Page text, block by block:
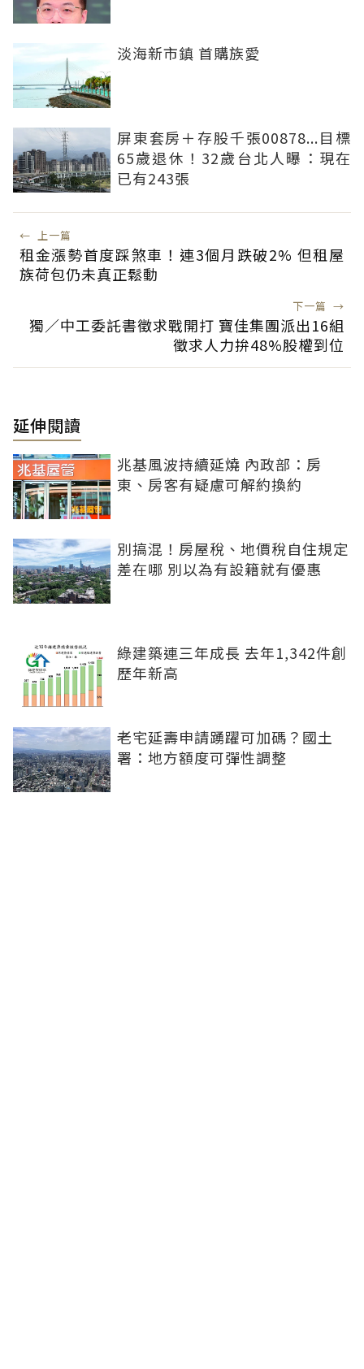
淡海新市鎮 首購族愛
屏東套房＋存股千張00878...目標
65歲退休！32歲台北人曝：現在
已有243張
← 上一篇
租金漲勢首度踩煞車！連3個月跌破2% 但租屋
族荷包仍未真正鬆動
下一篇 →
獨／中工委託書徵求戰開打 寶佳集團派出16組
徵求人力拚48%股權到位
延伸閱讀
兆基風波持續延燒 內政部：房
東、房客有疑慮可解約換約
別搞混！房屋稅、地價稅自住規定
差在哪 別以為有設籍就有優惠
綠建築連三年成長 去年1,342件創
歷年新高
老宅延壽申請踴躍可加碼？國土
署：地方額度可彈性調整